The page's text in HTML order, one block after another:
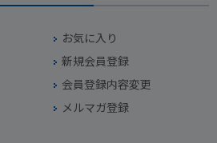
お気に入り
新規会員登録
会員登録内容変更
メルマガ登録